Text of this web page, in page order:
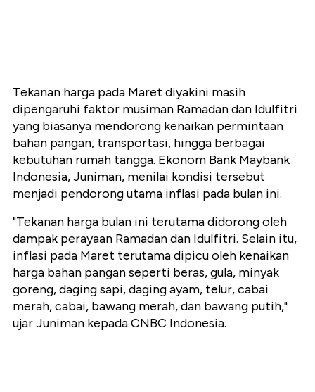
Tekanan harga pada Maret diyakini masih
dipengaruhi faktor musiman Ramadan dan Idulfitri
yang biasanya mendorong kenaikan permintaan
bahan pangan, transportasi, hingga berbagai
kebutuhan rumah tangga. Ekonom Bank Maybank
Indonesia, Juniman, menilai kondisi tersebut
menjadi pendorong utama inflasi pada bulan ini.
"Tekanan harga bulan ini terutama didorong oleh
dampak perayaan Ramadan dan Idulfitri. Selain itu,
inflasi pada Maret terutama dipicu oleh kenaikan
harga bahan pangan seperti beras, gula, minyak
goreng, daging sapi, daging ayam, telur, cabai
merah, cabai, bawang merah, dan bawang putih,"
ujar Juniman kepada CNBC Indonesia.